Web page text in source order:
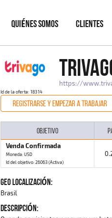
QUIÉNES SOMOS CLIENTES
https://
Id de la oferta: 18314
REGISTRARSE Y EMPEZAR A TRABAJAR
OBJETIVO
Venda Confirmada
Moneda: USD
Id del objetivo: 26063 (Activa)
GEO LOCALIZACIÓN:
Brasil
DESCRIPCIÓN: